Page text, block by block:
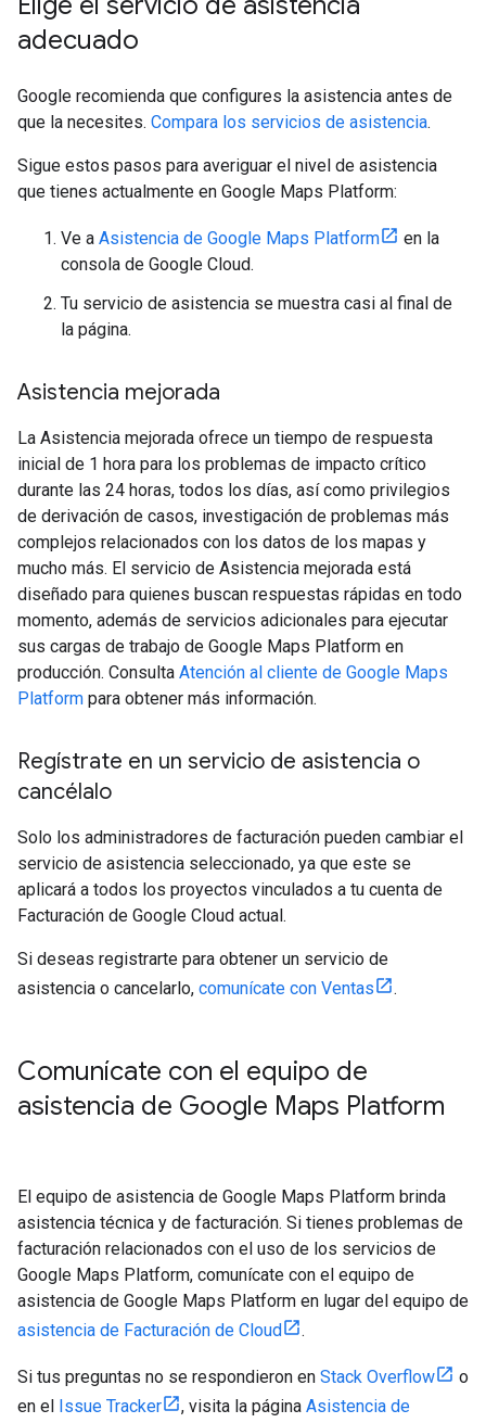
adecuado
Google recomienda que configures la asistencia antes de
que la necesites. Compara los servicios de asistencia.
Sigue estos pasos para averiguar el nivel de asistencia
que tienes actualmente en Google Maps Platform:
Ve a Asistencia de Google Maps Platform
en la
consola de Google Cloud.
Tu servicio de asistencia se muestra casi al final de
la página.
Asistencia mejorada
La Asistencia mejorada ofrece un tiempo de respuesta
inicial de 1 hora para los problemas de impacto crítico
durante las 24 horas, todos los días, así como privilegios
de derivación de casos, investigación de problemas más
complejos relacionados con los datos de los mapas y
mucho más. El servicio de Asistencia mejorada está
diseñado para quienes buscan respuestas rápidas en todo
momento, además de servicios adicionales para ejecutar
sus cargas de trabajo de Google Maps Platform en
producción. Consulta Atención al cliente de Google Maps
Platform para obtener más información.
Regístrate en un servicio de asistencia o
cancélalo
Solo los administradores de facturación pueden cambiar el
servicio de asistencia seleccionado, ya que este se
aplicará a todos los proyectos vinculados a tu cuenta de
Facturación de Google Cloud actual.
Si deseas registrarte para obtener un servicio de
asistencia o cancelarlo, comunícate con Ventas .
Comunícate con el equipo de
asistencia de Google Maps Platform
El equipo de asistencia de Google Maps Platform brinda
asistencia técnica y de facturación. Si tienes problemas de
facturación relacionados con el uso de los servicios de
Google Maps Platform, comunícate con el equipo de
asistencia de Google Maps Platform en lugar del equipo de
asistencia de Facturación de Cloud
.
Si tus preguntas no se respondieron en Stack Overflow
o
en el Issue Tracker , visita la página Asistencia de